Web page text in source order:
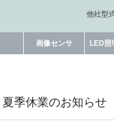
他社型
画像センサ LED照
夏季休業のお知らせ